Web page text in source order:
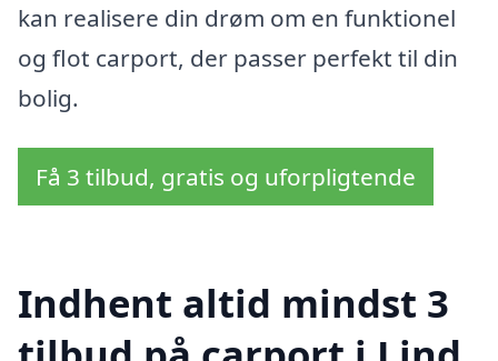
kan realisere din drøm om en funktionel
og flot carport, der passer perfekt til din
bolig.
Få 3 tilbud, gratis og uforpligtende
Indhent altid mindst 3